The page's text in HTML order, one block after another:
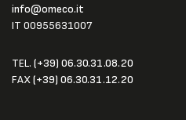
info@omeco.it
IT 00955631007
TEL. (+39) 06.30.31.08.20
FAX(+39) 06.30.31.12.20